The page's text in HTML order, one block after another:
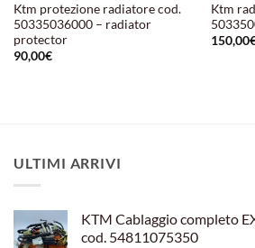
Ktm protezione radiatore cod.
50335036000 – radiator
protector
90,00€
Ktm
150,00
ULTIMI ARRIVI
KTM Cablaggio completo
cod. 54811075350